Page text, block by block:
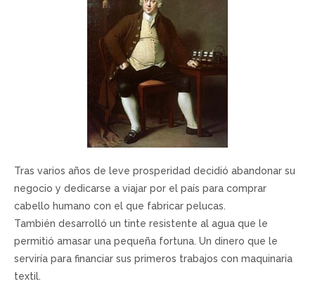
Tras varios años de leve prosperidad decidió abandonar su
negocio y dedicarse a viajar por el país para comprar
cabello humano con el que fabricar pelucas.
También desarrolló un tinte resistente al agua que le
permitió amasar una pequeña fortuna. Un dinero que le
serviría para financiar sus primeros trabajos con maquinaria
textil.